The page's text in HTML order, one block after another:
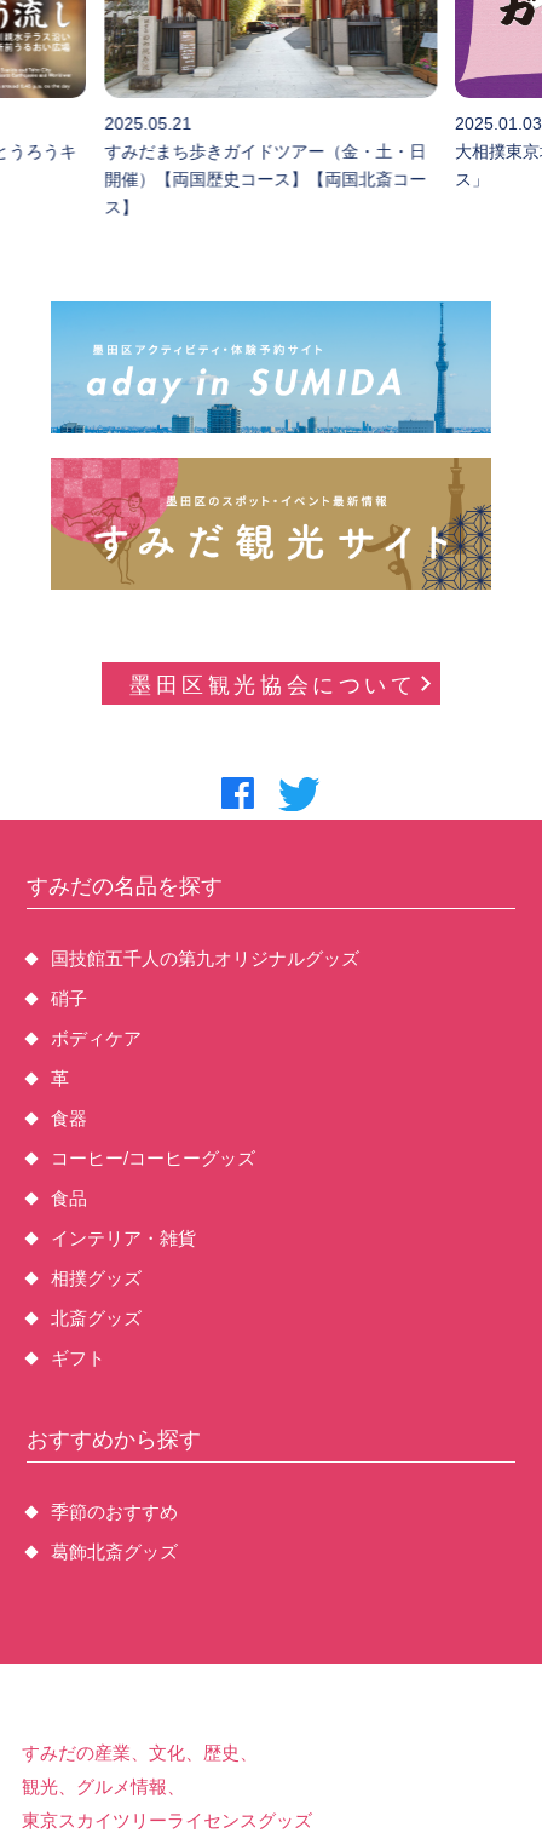
うろうキ
2025.05.21
すみだまち歩きガイドツアー（金・土・日
開催）【両国歴史コース】【両国北斎コー
ス】
2025.01.03
大相撲東
ス」
墨田区観光協会について
すみだの名品を探す
国技館五千人の第九オリジナルグッズ
硝子
ボディケア
革
食器
コーヒー/コーヒーグッズ
食品
インテリア・雑貨
相撲グッズ
北斎グッズ
ギフト
おすすめから探す
季節のおすすめ
葛飾北斎グッズ
すみだの産業、文化、歴史、
観光、グルメ情報、
東京スカイツリーライセンスグッズ